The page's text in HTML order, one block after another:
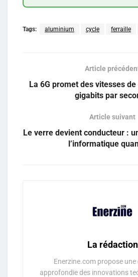
Tags: aluminium cycle ferraille
Article
La 6G promet des vitesses
gigabits par
Article suivant
Le verre devient conducteur :
l’informatique
La rédaction
Enerzine.com propose
approfondie des innovations